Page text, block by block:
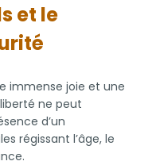
et le
immense joie et une
ne peut
d’un
régissant l’âge, le